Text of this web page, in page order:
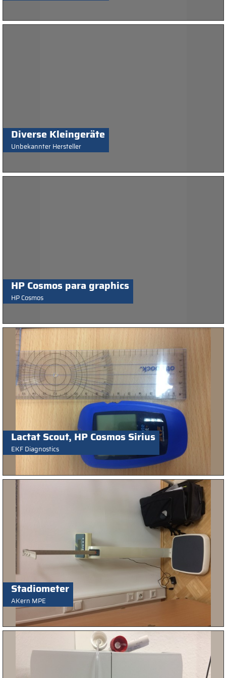
Diverse Kleingeräte
Unbekannter Hersteller
HP Cosmos para graphics
HP Cosmos
Lactat Scout, HP Cosmos Sirius
EKF Diagnostics
Stadiometer
AKern MPE